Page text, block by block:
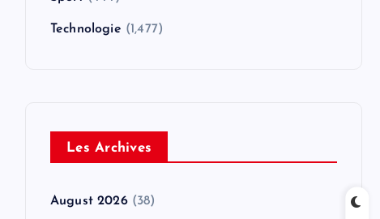
Technologie (1,477)
Les Archives
August 2026(38)